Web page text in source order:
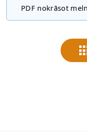
PDF nokrāsot